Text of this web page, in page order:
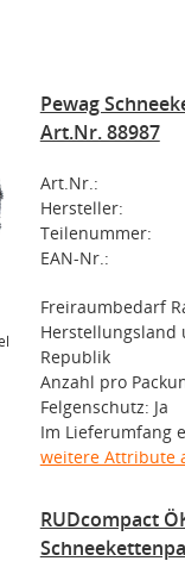
Pewag
Art.Nr. 88987
Art.Nr.:
Hersteller:
Teilenummer:
EAN-Nr.:
Freiraumbedarf
Herstellungsland
Republik
Anzahl pro
Felgenschutz: Ja
Im Lieferumfang
weitere Attribute
RUDcompact